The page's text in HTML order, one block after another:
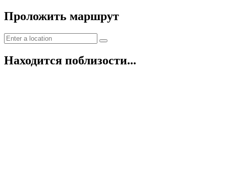
Проложить маршрут
Находится поблизости...